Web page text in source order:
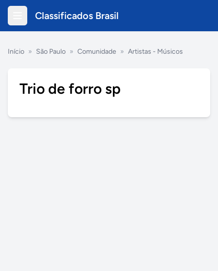
Classificados Brasil
Início » São Paulo » Comunidade » Artistas - Músicos
Trio de forro sp